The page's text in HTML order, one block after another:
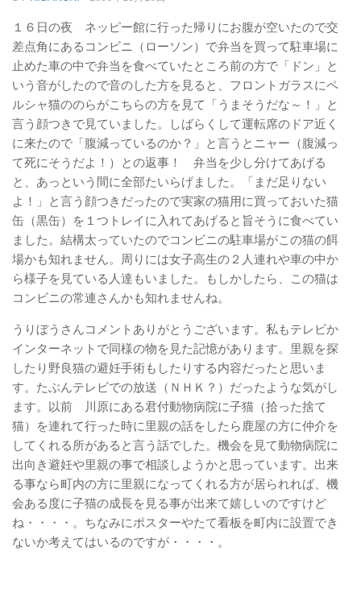
１６日の夜 ネッピー館に行った帰りにお腹が空いたので交
差点角にあるコンビニ（ローソン）で弁当を買って駐車場に
止めた車の中で弁当を食べていたところ前の方で「ドン」と
いう音がしたので音のした方を見ると、フロントガラスにペ
ルシャ猫ののらがこちらの方を見て「うまそうだな～！」と
言う顔つきで見ていました。しばらくして運転席のドア近く
に来たので「腹減っているのか？」と言うとニャー（腹減っ
て死にそうだよ！）との返事！ 弁当を少し分けてあげる
と、あっという間に全部たいらげました。「まだ足りない
よ！」と言う顔つきだったので実家の猫用に買っておいた猫
缶（黒缶）を１つトレイに入れてあげると旨そうに食べてい
ました。結構太っていたのでコンビニの駐車場がこの猫の餌
場かも知れません。周りには女子高生の２人連れや車の中か
ら様子を見ている人達もいました。もしかしたら、この猫は
コンビニの常連さんかも知れませんね。
うりぼうさんコメントありがとうございます。私もテレビか
インターネットで同様の物を見た記憶があります。里親を探
したり野良猫の避妊手術もしたりする内容だったと思いま
す。たぶんテレビでの放送（ＮＨＫ？）だったような気がし
ます。以前 川原にある君付動物病院に子猫（拾った捨て
猫）を連れて行った時に里親の話をしたら鹿屋の方に仲介を
してくれる所があると言う話でした。機会を見て動物病院に
出向き避妊や里親の事で相談しようかと思っています。出来
る事なら町内の方に里親になってくれる方が居られれば、機
会ある度に子猫の成長を見る事が出来て嬉しいのですけど
ね・・・・。ちなみにポスターやたて看板を町内に設置でき
ないか考えてはいるのですが・・・・。